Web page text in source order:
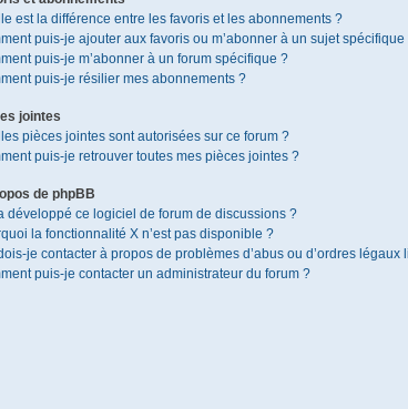
est la différence entre les favoris et les abonnements ?
puis-je ajouter aux favoris ou m’abonner à un sujet spécifique
puis-je m’abonner à un forum spécifique ?
puis-je résilier mes abonnements ?
jointes
pièces jointes sont autorisées sur ce forum ?
puis-je retrouver toutes mes pièces jointes ?
de phpBB
développé ce logiciel de forum de discussions ?
la fonctionnalité X n’est pas disponible ?
je contacter à propos de problèmes d’abus ou d’ordres légaux
puis-je contacter un administrateur du forum ?